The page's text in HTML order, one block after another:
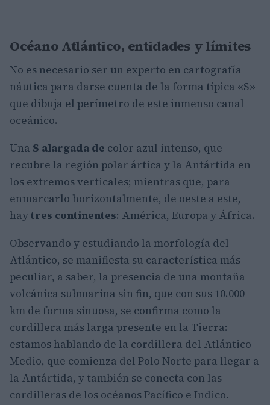
Océano Atlántico, entidades y límites
No es necesario ser un experto en cartografía
náutica para darse cuenta de la forma típica «S»
que dibuja el perímetro de este inmenso canal
oceánico.
Una S alargada de color azul intenso, que
recubre la región polar ártica y la Antártida en
los extremos verticales; mientras que, para
enmarcarlo horizontalmente, de oeste a este,
haytres continentes: América, Europa y África.
Observando y estudiando la morfología del
Atlántico, se manifiesta su característica más
peculiar, a saber, la presencia de una montaña
volcánica submarina sin fin, que con sus 10.000
km de forma sinuosa, se confirma como la
cordillera más larga presente en la Tierra:
estamos hablando de la cordillera del Atlántico
Medio, que comienza del Polo Norte para llegar a
la Antártida, y también se conecta con las
cordilleras de los océanos Pacífico e Indico.